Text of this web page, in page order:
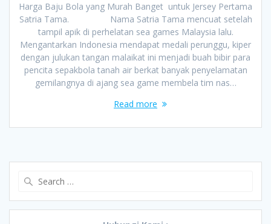
Harga Baju Bola yang Murah Banget untuk Jersey Pertama
Satria Tama. Nama Satria Tama mencuat setelah
tampil apik di perhelatan sea games Malaysia lalu.
Mengantarkan Indonesia mendapat medali perunggu, kiper
dengan julukan tangan malaikat ini menjadi buah bibir para
pencita sepakbola tanah air berkat banyak penyelamatan
gemilangnya di ajang sea game membela tim nas…
Read more